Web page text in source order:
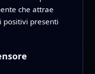
che attrae
presenti